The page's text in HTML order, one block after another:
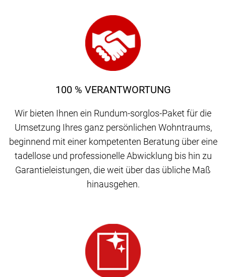
100 % VERANTWORTUNG
Wir bieten Ihnen ein Rundum-sorglos-Paket für die
Umsetzung Ihres ganz persönlichen Wohntraums,
beginnend mit einer kompetenten Beratung über eine
tadellose und professionelle Abwicklung bis hin zu
Garantieleistungen, die weit über das übliche Maß
hinausgehen.